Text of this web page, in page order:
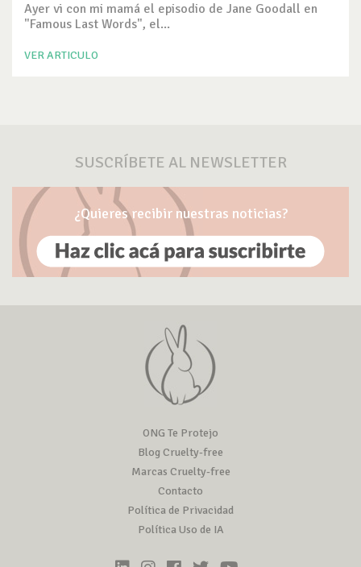
Ayer vi con mi mamá el episodio de Jane Goodall en
"Famous Last Words", el...
VER ARTICULO
SUSCRÍBETE AL NEWSLETTER
¿Quieres recibir nuestras noticias?
ONG Te Protejo
Blog Cruelty-free
Marcas Cruelty-free
Contacto
Política de Privacidad
Política Uso de IA